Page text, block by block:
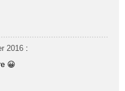
2016 :
😀